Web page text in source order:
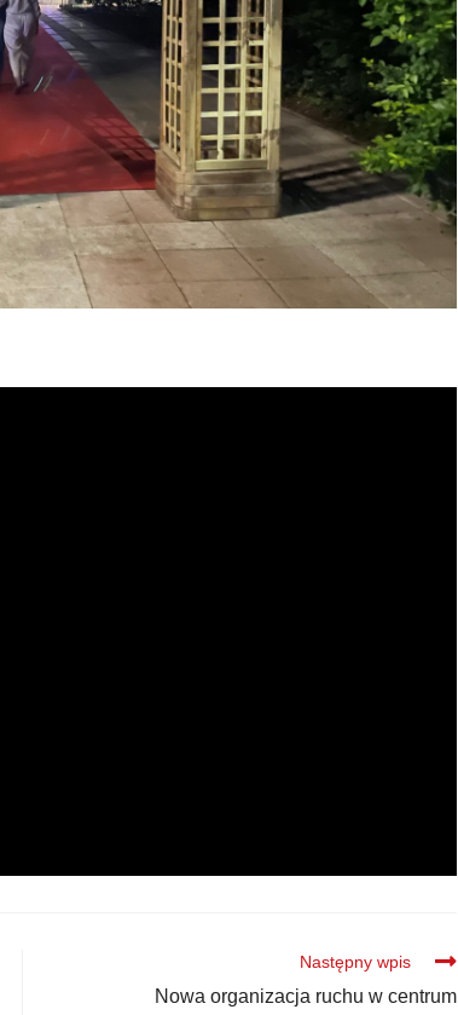
Następny wpis
Nowa organizacja ruchu w centrum